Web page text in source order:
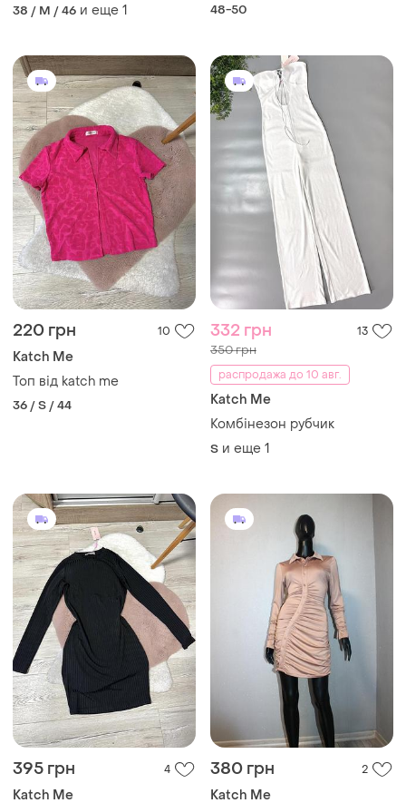
38 / M / 46 и еще 1 48-50
220 грн 10
Katch Me
Топ від katch me
36 / S / 44
332 грн 13
350 грн
распродажа до 10 авг.
Katch Me
Комбінезон рубчик
S и еще 1
395 грн 4
Katch Me
380 грн 2
Katch Me